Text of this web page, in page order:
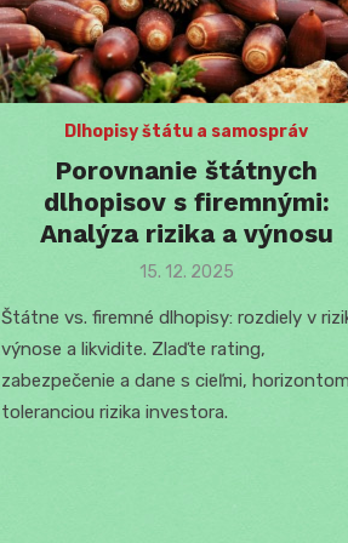
Dlhopisy štátu a samospráv
Porovnanie štátnych
dlhopisov s firemnými:
Analýza rizika a výnosu
Posted
15. 12. 2025
Štátne vs. firemné dlhopisy: rozdiely v
výnose a likvidite. Zlaďte rating,
zabezpečenie a dane s cieľmi,
toleranciou rizika investora.